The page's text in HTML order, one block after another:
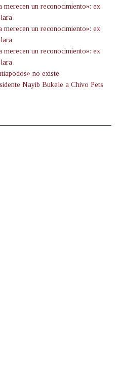
merecen un reconocimiento»: ex
merecen un reconocimiento»: ex
merecen un reconocimiento»: ex
no existe
Nayib Bukele a Chivo Pets